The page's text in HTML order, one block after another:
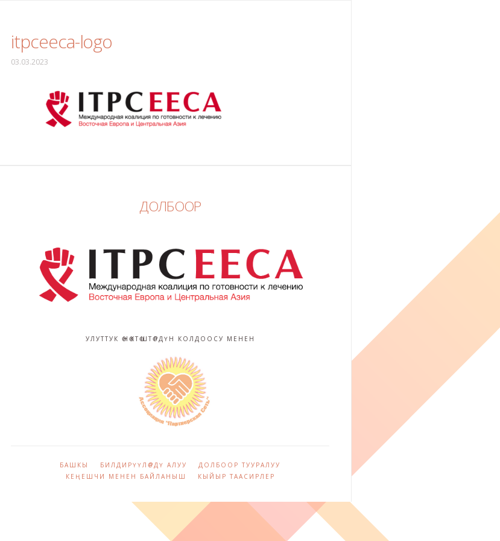
itpceeca-logo
03.03.2023
ДОЛБООР
УЛУТТУК ӨНӨКТӨШТӨРДҮН КОЛДООСУ МЕНЕН
БАШКЫ БИЛДИРҮҮЛӨРДҮ АЛУУ
ДОЛБООР ТУУРАЛУУ
КЕҢЕШЧИ МЕНЕН БАЙЛАНЫШ
КЫЙЫР ТААСИРЛЕР